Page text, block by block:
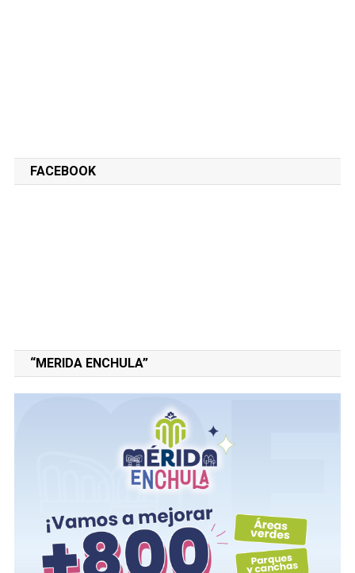
FACEBOOK
“MERIDA ENCHULA”